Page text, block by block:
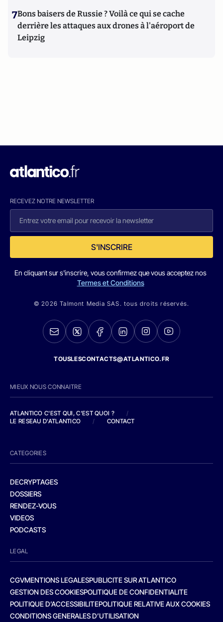
7Bons baisers de Russie ? Voilà ce qui se cache
derrière les attaques aux drones à l'aéroport de
Leipzig
RECEVEZ NOTRE NEWSLETTER
S'INSCRIRE
En cliquant sur s'inscrire, vous confirmez que vous acceptez nos
Termes et Conditions
© 2026 Talmont Media SAS. tous droits réservés.
TOUSLESCONTACTS@ATLANTICO.FR
MIEUX NOUS CONNAITRE
ATLANTICO C'EST QUI, C'EST QUOI ?
/
LE RESEAU D'ATLANTICO
/ CONTACT
CATEGORIES
DECRYPTAGES
DOSSIERS
RENDEZ-VOUS
VIDEOS
PODCASTS
LEGAL
CGVMENTIONS LEGALESPUBLICITE SUR ATLANTICO
GESTION DES COOKIESPOLITIQUE DE CONFIDENTIALITE
POLITIQUE D’ACCESSIBILITEPOLITIQUE RELATIVE AUX COOKIES
CONDITIONS GENERALES D’UTILISATION